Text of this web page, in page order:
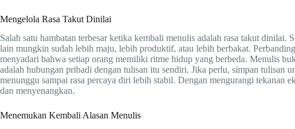
Mengelola Rasa Takut Dinilai
Salah satu hambatan terbesar ketika kembali menulis adalah rasa takut
lain mungkin sudah lebih maju, lebih produktif, atau lebih berbakat.
menyadari bahwa setiap orang memiliki ritme hidup yang berbeda. Menulis
adalah hubungan pribadi dengan tulisan itu sendiri. Jika perlu, simpan tulisan
menunggu sampai rasa percaya diri lebih stabil. Dengan mengurangi tekanan
dan menyenangkan.
Menemukan Kembali Alasan Menulis